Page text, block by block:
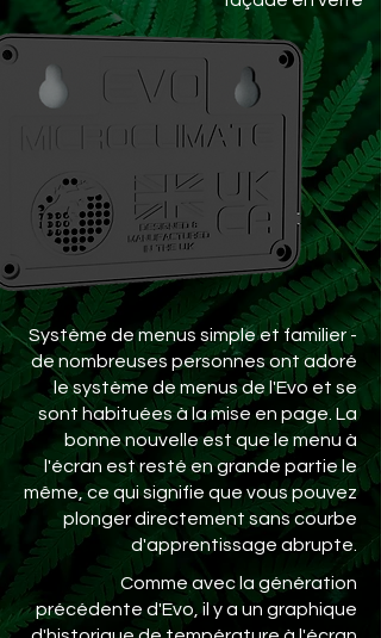
Système de menus simple et familier -
de nombreuses personnes ont adoré
le système de menus de l'Evo et se
sont habituées à la mise en page. La
bonne nouvelle est que le menu à
l'écran est resté en grande partie le
même, ce qui signifie que vous pouvez
plonger directement sans courbe
d'apprentissage abrupte.
Comme avec la génération
précédente d'Evo, il y a un graphique